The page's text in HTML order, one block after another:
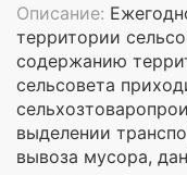
Описание:
территории
содержанию
сельсовета
выделении
вывоза мусора,